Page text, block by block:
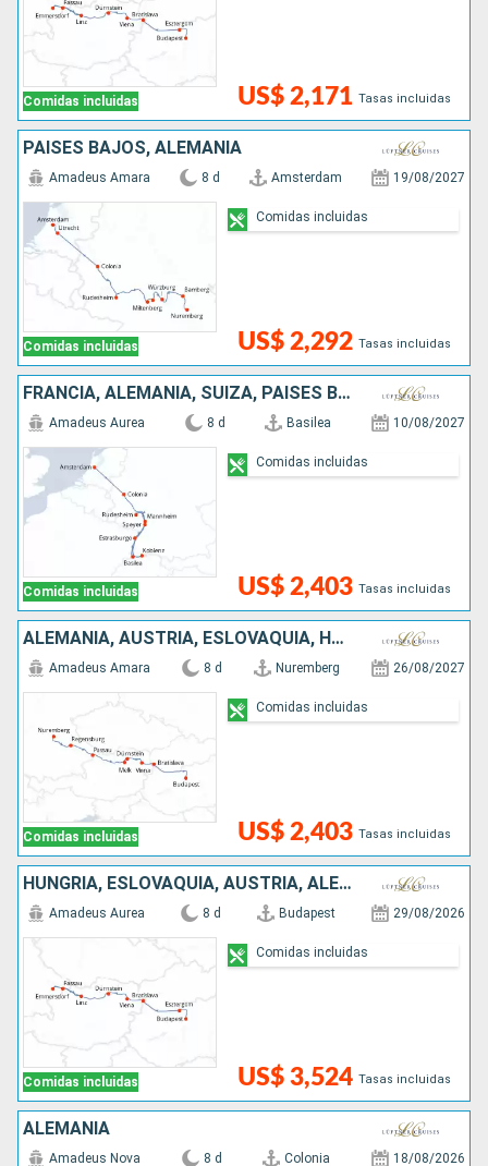
Comidas incluidas US$ 2,171 Tasas incluidas
PAISES BAJOS, ALEMANIA
Comidas incluidas
Amadeus Amara 8 d Amsterdam 19/08/2027
US$ 2,292 Tasas incluidas
Comidas incluidas
FRANCIA, ALEMANIA, SUIZA, PAISES BAJOS
Comidas incluidas
Amadeus Aurea 8 d Basilea 10/08/2027
US$ 2,403 Tasas incluidas
Comidas incluidas
ALEMANIA, AUSTRIA, ESLOVAQUIA, HUNGRÍA
Comidas incluidas
Amadeus Amara 8 d Nuremberg 26/08/2027
US$ 2,403 Tasas incluidas
Comidas incluidas
HUNGRÍA, ESLOVAQUIA, AUSTRIA, ALEMANIA
Comidas incluidas
Amadeus Aurea 8 d Budapest 29/08/2026
US$ 3,524 Tasas incluidas
Comidas incluidas
ALEMANIA
Amadeus Nova 8 d Colonia 18/08/2026